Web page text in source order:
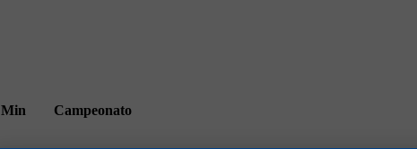
Min Campeonato